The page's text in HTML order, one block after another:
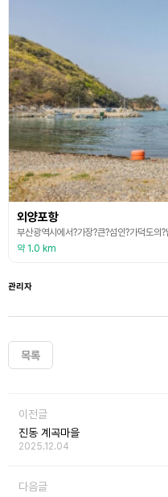
외양포항
약 1.0 km
관리자
목록
이전글
진동 계곡마을
2025.12.04
다음글